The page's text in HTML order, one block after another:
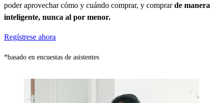
poder aprovechar cómo y cuándo comprar, y comprarde manera
inteligente, nunca al por menor.
Regístrese ahora
*basado en encuestas de asistentes